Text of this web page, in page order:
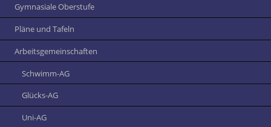
Gymnasiale Oberstufe
Pläne und Tafeln
Arbeitsgemeinschaften
Schwimm-AG
Glücks-AG
Uni-AG